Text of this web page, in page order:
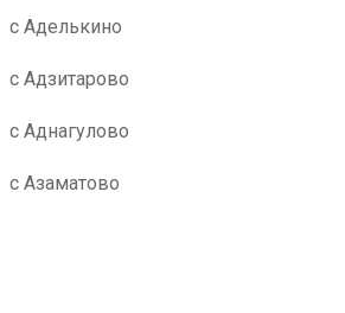
с Аделькино
с Адзитарово
с Аднагулово
с Азаматово